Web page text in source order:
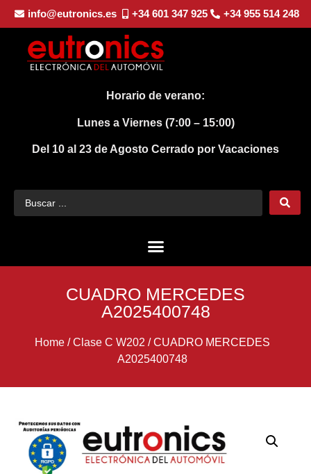
info@eutronics.es +34 601 347 925 +34 955 514 248
Horario de verano:
Lunes a Viernes (7:00 – 15:00)
Del 10 al 23 de Agosto Cerrado por Vacaciones
CUADRO MERCEDES
A2025400748
Home /Clase C W202 /CUADRO MERCEDES
A2025400748